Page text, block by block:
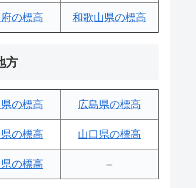
の標高 和歌山県の標高
方
の標高 広島県の標高
の標高 山口県の標高
の標高 –